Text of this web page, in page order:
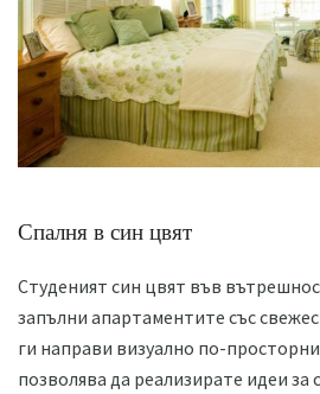
Спалня в син цвят
Студеният син цвят във
запълни апартаментите със
ги направи визуално по-
позволява да реализирате идеи за